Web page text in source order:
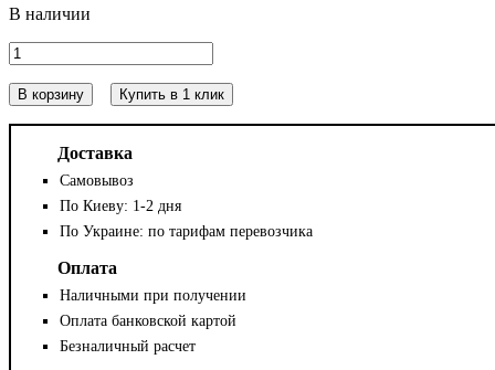
В корзину Купить в 1 клик
Доставка
Самовывоз
По Киеву: 1-2 дня
По Украине: по тарифам перевозчика
Оплата
Наличными при получении
Оплата банковской картой
Безналичный расчет